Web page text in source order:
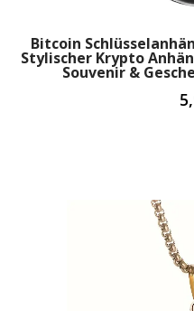
Bitcoin
Stylischer Krypto
Souvenir &